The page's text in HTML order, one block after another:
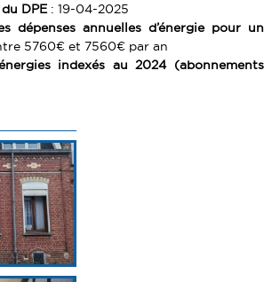
DPE: 19-04-2025
dépenses annuelles d’énergie pour un
5760€ et 7560€ par an
indexés au 2024 (abonnements